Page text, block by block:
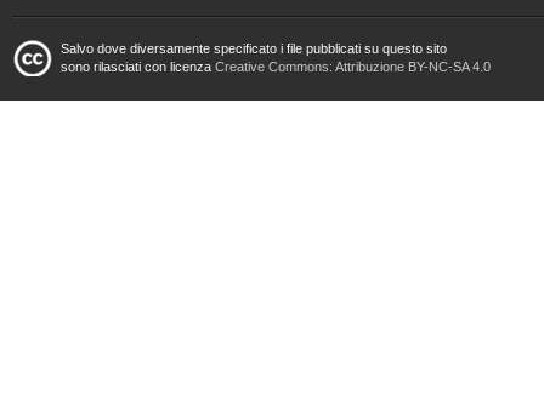
Salvo dove diversamente specificato i file pubblicati su questo sito
sono rilasciati con licenza Creative Commons: Attribuzione BY-NC-SA 4.0